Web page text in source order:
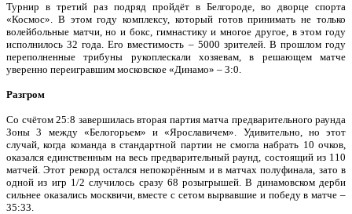
Турнир в третий раз подряд пройдёт в Белгороде, во дворце спорта
«Космос». В этом году комплексу, который готов принимать не только
волейбольные матчи, но и бокс, гимнастику и многое другое, в этом году
исполнилось 32 года. Его вместимость – 5000 зрителей. В прошлом году
переполненные трибуны рукоплескали хозяевам, в решающем матче
уверенно переигравшим московское «Динамо» – 3:0.
Разгром
Со счётом 25:8 завершилась вторая партия матча предварительного раунда
Зоны 3 между «Белогорьем» и «Ярославичем». Удивительно, но этот
случай, когда команда в стандартной партии не смогла набрать 10 очков,
оказался единственным на весь предварительный раунд, состоящий из 110
матчей. Этот рекорд остался непокорённым и в матчах полуфинала, зато в
одной из игр 1/2 случилось сразу 68 розыгрышей. В динамовском дерби
сильнее оказались москвичи, вместе с сетом вырвавшие и победу в матче –
35:33.